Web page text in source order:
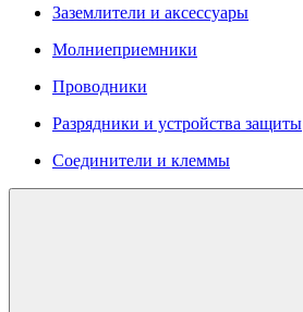
Заземлители и аксессуары
Молниеприемники
Проводники
Разрядники и устройства защиты
Соединители и клеммы